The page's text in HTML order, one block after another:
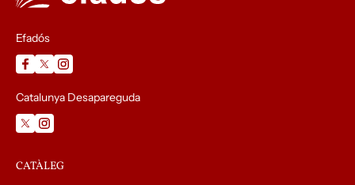
Efadós
Catalunya Desapareguda
CATÀLEG